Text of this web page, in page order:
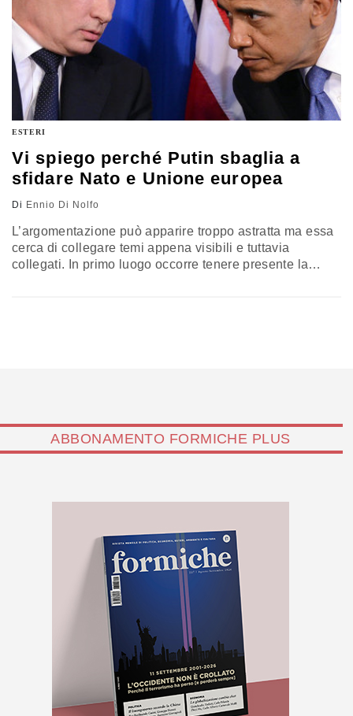
ESTERI
Vi spiego perché Putin sbaglia a
sfidare Nato e Unione europea
Di Ennio Di Nolfo
L’argomentazione può apparire troppo astratta ma essa
cerca di collegare temi appena visibili e tuttavia
collegati. In primo luogo occorre tenere presente la
ABBONAMENTO FORMICHE PLUS